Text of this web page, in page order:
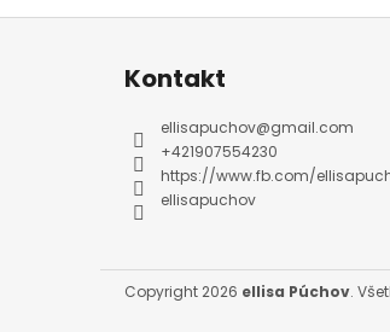
Z
Kontakt
ellisapuchov@gmail.com
+421907554230
https://www.fb.com/
ellisapuchov
Copyright 2026 ellisa Púchov.